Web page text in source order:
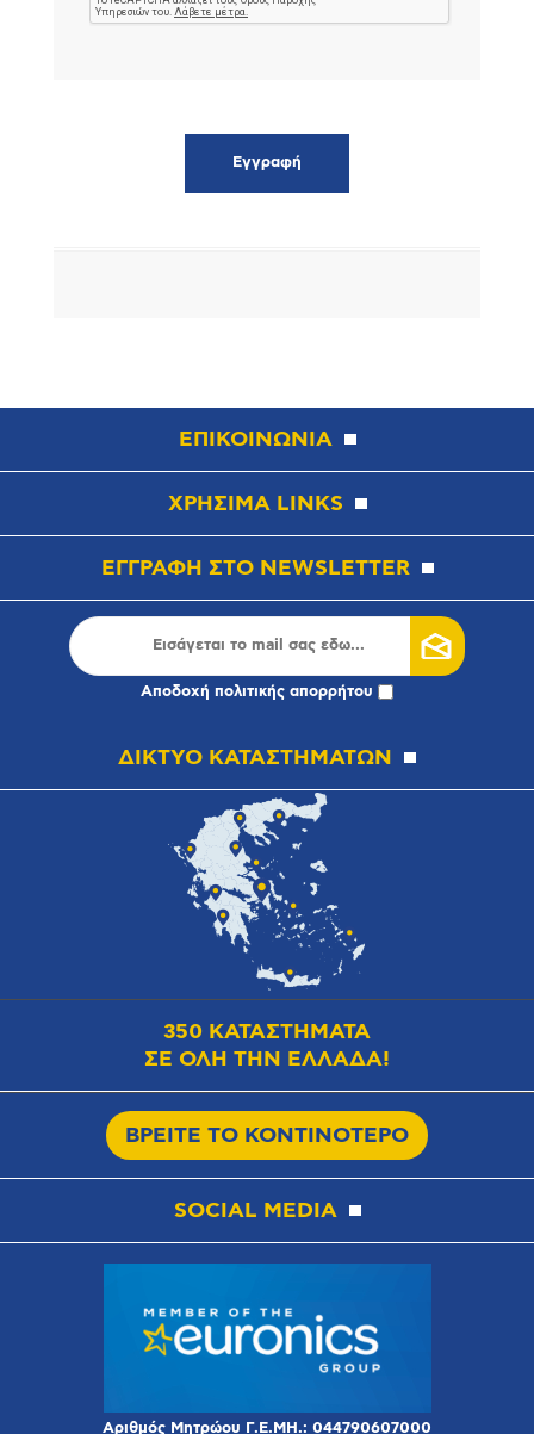
ΕΠΙΚΟΙΝΩΝΙΑ
ΧΡΗΣΙΜΑ LINKS
ΕΓΓΡΑΦΗ ΣΤΟ NEWSLETTER
Αποδοχή πολιτικής απορρήτου
ΔΙΚΤΥΟ ΚΑΤΑΣΤΗΜΑΤΩΝ
350 ΚΑΤΑΣΤΗΜΑΤΑ
ΣΕ ΟΛΗ ΤΗΝ ΕΛΛΑΔΑ!
ΒΡΕΙΤΕ ΤΟ ΚΟΝΤΙΝΟΤΕΡΟ
SOCIAL MEDIA